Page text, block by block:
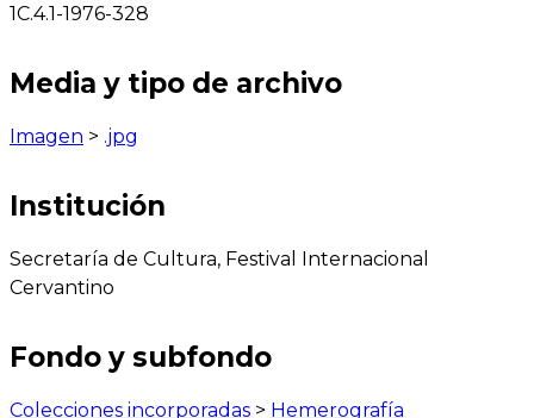
1C.4.1-1976-328
Media y tipo de archivo
Imagen > .jpg
Institución
Secretaría de Cultura, Festival Internacional
Cervantino
Fondo y subfondo
Colecciones incorporadas > Hemerografía